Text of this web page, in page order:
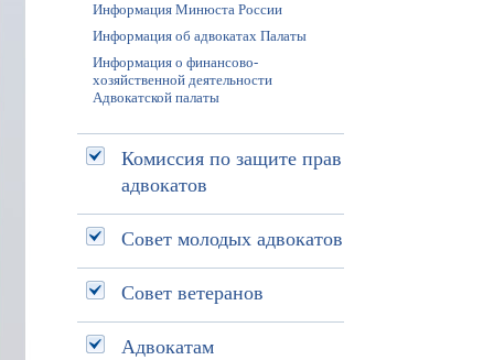
Информация Минюста России
Информация об адвокатах Палаты
Информация о финансово-
хозяйственной деятельности
Адвокатской палаты
Комиссия по защите прав
адвокатов
Совет молодых адвокатов
Совет ветеранов
Адвокатам